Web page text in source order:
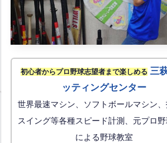
初心者からプロ野球志望者まで楽しめる 三
ッティングセンター
世界最速マシン、ソフトボールマシン、
スイング等各種スピード計測、元プロ
による野球教室